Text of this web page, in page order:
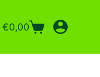
Carro
compra
€0,00